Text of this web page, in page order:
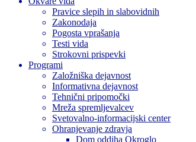
Pravice slepih in slabovidnih
Zakonodaja
Pogosta vprašanja
Testi vida
Strokovni prispevki
Programi
Založniška dejavnost
Informativna dejavnost
Tehnični pripomočki
Mreža spremljevalcev
Svetovalno-informacijski center
Ohranjevanje zdravja
Dom oddiha Okroglo